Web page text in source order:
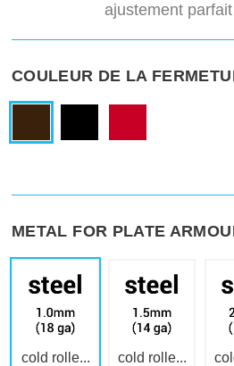
ajustement
COULEUR DE LA
METAL FOR PLATE
cold rolle... cold rolle...